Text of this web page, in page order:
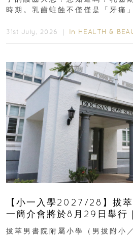
時期。乳齒蛀蝕不僅僅是「牙痛
31st July, 2026 ｜ In HEALTH &
【小一入學2027/28】拔
一簡介會將於8月29日舉行
｜更設有網上重溫
拔萃男書院附屬小學（男拔附小